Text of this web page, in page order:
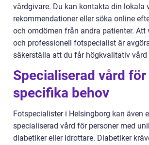
vårdgivare. Du kan kontakta din lokala
rekommendationer eller söka online
och omdömen från andra patienter. Att
och professionell fotspecialist är
säkerställa att du får högkvalitativ
Specialiserad vård för
specifika behov
Fotspecialister i Helsingborg kan även
specialiserad vård för personer med
diabetiker eller idrottare. Diabetiker